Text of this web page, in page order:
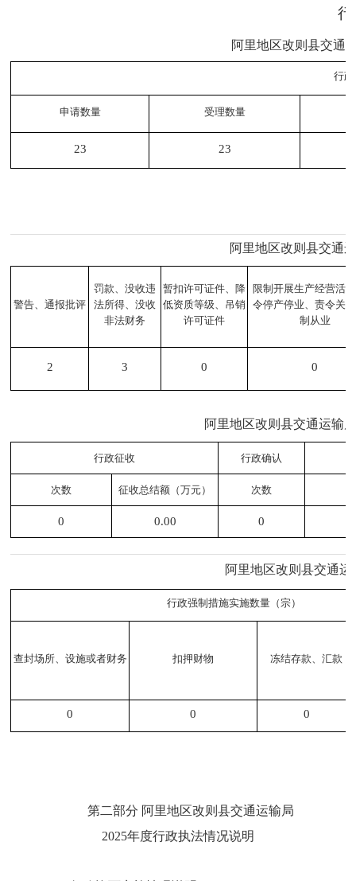
行
阿里地区改则县交通
行
申请数量 受理数量
23 23
阿里地区改则县交通
警告、通报批评
罚款、没收违
法所得、没收
非法财务
暂扣许可证件、降
低资质等级、吊销
许可证件
限制开展生产经营活
令停产停业、责令关
制从业
2 3 0 0
阿里地区改则县交通运输
行政征收 行政确认
次数 征收总结额（万元） 次数
0 0.00 0
阿里地区改则县交通
行政强制措施实施数量（宗）
查封场所、设施或者财务 扣押财物 冻结存款、汇款
0 0 0
第二部分 阿里地区改则县交通运输局
2025年度行政执法情况说明